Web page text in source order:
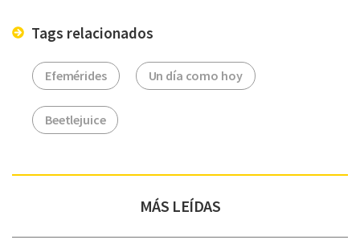
Tags relacionados
Efemérides Un día como hoy
Beetlejuice
MÁS LEÍDAS